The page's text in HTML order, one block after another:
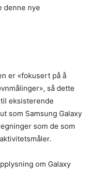
denne nye
er «fokusert på å
så dette
eksisterende
som Samsung Galaxy
som de som
om Galaxy